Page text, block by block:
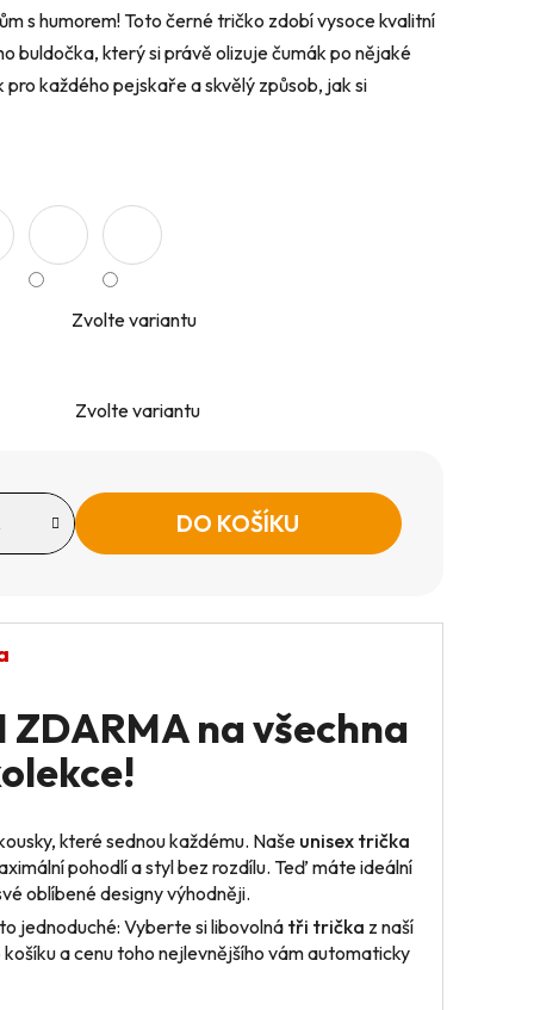
s humorem! Toto černé tričko zdobí vysoce kvalitní
buldočka, který si právě olizuje čumák po nějaké
každého pejskaře a skvělý způsob, jak si
Zvolte variantu
Zvolte variantu
DO KOŠÍKU
ZDARMA na všechna
které sednou každému. Naše unisex trička
pohodlí a styl bez rozdílu. Teď máte ideální
oblíbené designy výhodněji.
jednoduché: Vyberte si libovolnátři trička z naší
a cenu toho nejlevnějšího vám automaticky